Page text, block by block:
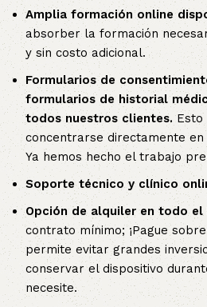
Amplia formación online
absorber la formación
y sin costo adicional.
Formularios de
formularios de historial
todos nuestros clientes.
concentrarse directamente en
Ya hemos hecho el trabajo
Soporte técnico y clínico
Opción de alquiler en todo el
contrato mínimo; ¡Pague
permite evitar grandes
conservar el dispositivo
necesite.